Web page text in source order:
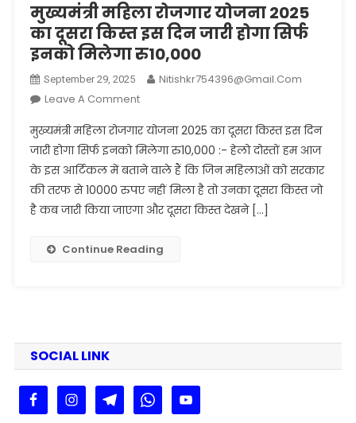
मुख्यमंत्री महिला रोजगार योजना 2025
का दूसरा किस्त इस दिन जारी होगा सिर्फ
इनको मिलेगा रु10,000
September 29, 2025
Nitishkr754396@gmail.com
Leave A CommentOn
महिला
रोजगार
योजना
2025
का
किस्त
मुख्यमंत्री महिला रोजगार योजना 2025 का दूसरा किस्त इस दिन
जारी होगा सिर्फ इनको मिलेगा रु10,000 :- हेलो दोस्तों हम आज
के इस आर्टिकल में बताने वाले हैं कि जिन महिलाओं को सरकार
की तरफ से 10000 रुपए नहीं मिला है तो उनका दूसरा किस्त जो
है कब जारी किया जाएगा और दूसरा किस्त देखने […]
Continue Reading
SOCIAL LINK